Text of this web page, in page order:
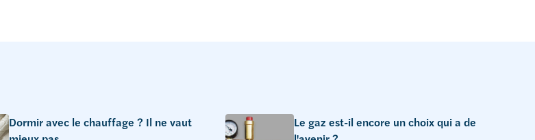
Dormir avec le chauffage ? Il ne vaut
Le gaz est-il encore un choix qui a de